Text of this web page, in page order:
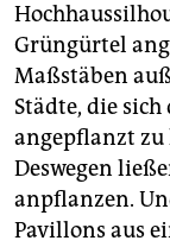
Grüngürtel
Maßstäben
Städte, die
angepflanzt zu
Deswegen
anpflanzen.
Pavillons aus